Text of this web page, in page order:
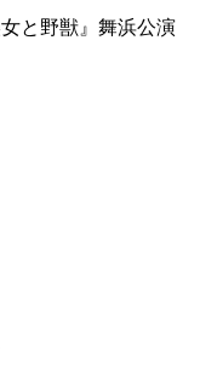
と野獣』舞浜公演